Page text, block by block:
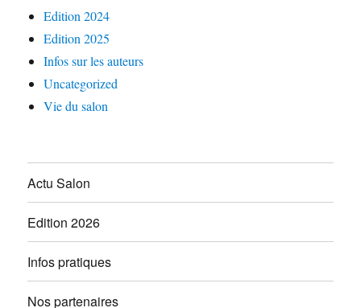
Edition 2024
Edition 2025
Infos sur les auteurs
Uncategorized
Vie du salon
Actu Salon
Edition 2026
Infos pratiques
Nos partenaires